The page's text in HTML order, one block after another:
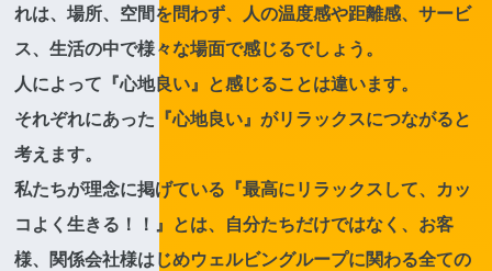
れは、場所、空間を問わず、人の温度感や距離感、サービ
ス、生活の中で様々な場面で感じるでしょう。
人によって『心地良い』と感じることは違います。
それぞれにあった『心地良い』がリラックスにつながると
考えます。
私たちが理念に掲げている『最高にリラックスして、カッ
コよく生きる！！』とは、自分たちだけではなく、お客
様、関係会社様はじめウェルビングループに関わる全ての